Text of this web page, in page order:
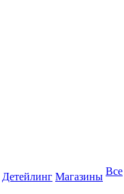
Детейлинг Магазины Все